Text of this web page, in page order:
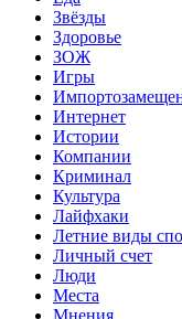
Звёзды
Здоровье
ЗОЖ
Игры
Интернет
Истории
Компании
Криминал
Культура
Лайфхаки
Летние виды
Личный счет
Люди
Места
Мнения